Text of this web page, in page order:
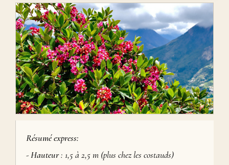
Résumé express:
-Hauteur: 1,5 à 2,5 m (plus chez les costauds)